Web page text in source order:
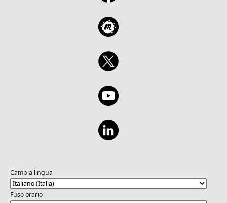
Cambia lingua
Fuso orario